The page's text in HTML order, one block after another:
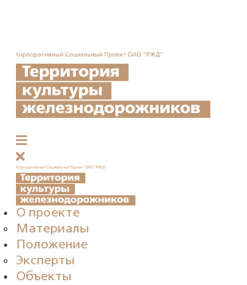
О проекте
Материалы
Положение
Эксперты
Объекты